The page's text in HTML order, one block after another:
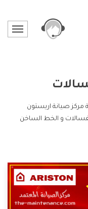
مركز صيانة اريستون
و الخط الساخن